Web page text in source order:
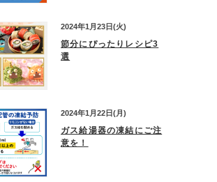
2024年1月23日(火)
節分にぴったりレシピ3
選
2024年1月22日(月)
ガス給湯器の凍結にご注
意を！